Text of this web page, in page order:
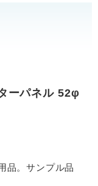
ーパネル 52φ
品。サンプル品